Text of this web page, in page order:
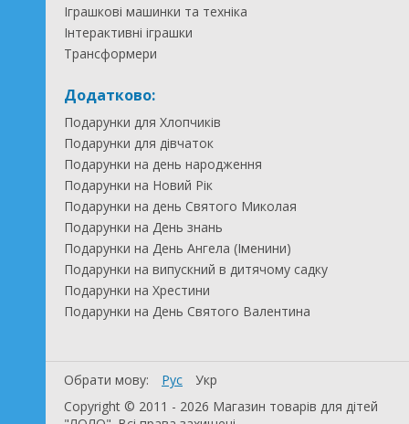
Іграшкові машинки та техніка
Інтерактивні іграшки
Трансформери
Додатково:
Подарунки для Хлопчиків
Подарунки для дівчаток
Подарунки на день народження
Подарунки на Новий Рік
Подарунки на день Святого Миколая
Подарунки на День знань
Подарунки на День Ангела (Іменини)
Подарунки на випускний в дитячому садку
Подарунки на Хрестини
Подарунки на День Святого Валентина
Обрати мову: Рус
Укр
Copyright © 2011 - 2026 Магазин товарів для дітей